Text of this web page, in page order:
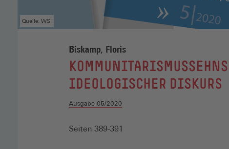
Quelle: WSI
Biskamp, Floris
:
IDEOLOGISCHER DISKURS
Ausgabe 05/2020
Seiten 389-391